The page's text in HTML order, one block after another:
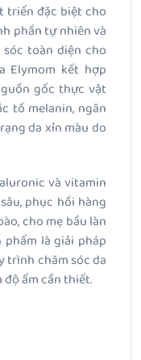
triển đặc biệt cho
phần tự nhiên và
toàn diện cho
Elymom kết hợp
gốc thực vật
tố melanin, ngăn
da xỉn màu do
và vitamin
phục hồi hàng
cho mẹ bầu làn
phẩm là giải pháp
trình chăm sóc da
độ ẩm cần thiết.